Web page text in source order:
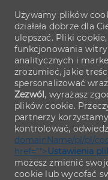
Używamy plików
działała dobrze dla
ulepszać. Pliki
funkcjonowania
analitycznych i
zrozumieć, jakie
spersonalizować
Zezwól, wyrażasz
plików cookie.
partnerzy
kontrolować,
domainName/pl/pl/
href="">Ustawienia
możesz zmienić
cookie lub wycofać